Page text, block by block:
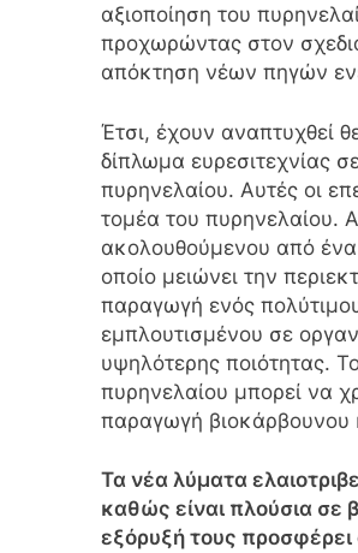
αξιοποίηση του
προχωρώντας στον
απόκτηση νέων πηγών
Έτσι, έχουν αναπτυχθεί
δίπλωμα ευρεσιτεχνίας
πυρηνελαίου. Αυτές οι
τομέα του πυρηνελαίου.
ακολουθούμενου από ένα
οποίο μειώνει την
παραγωγή ενός
εμπλουτισμένου σε
υψηλότερης ποιότητας.
πυρηνελαίου μπορεί να
παραγωγή βιοκάρβουνου
Τα νέα λύματα
καθώς είναι πλούσια σε
εξόρυξή τους